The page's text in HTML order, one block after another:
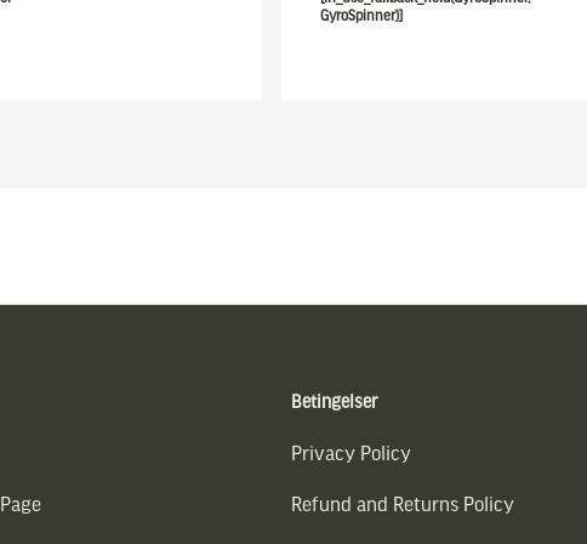
GyroSpinner)]
Betingelser
Privacy Policy
Refund and Returns Policy